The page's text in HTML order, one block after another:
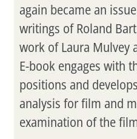
again became an
writings of Roland
work of Laura Mulvey
E-book engages with
positions and
analysis for film and
examination of the